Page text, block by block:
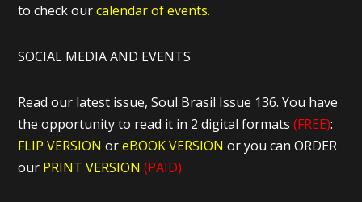
to check ourcalendar of events.
SOCIAL MEDIA AND EVENTS
Read our latest issue, Soul Brasil Issue 136. You have
the opportunity to read it in 2 digital formats(FREE):
FLIP VERSION oreBOOK VERSIONor you can ORDER
our PRINT VERSION (PAID)